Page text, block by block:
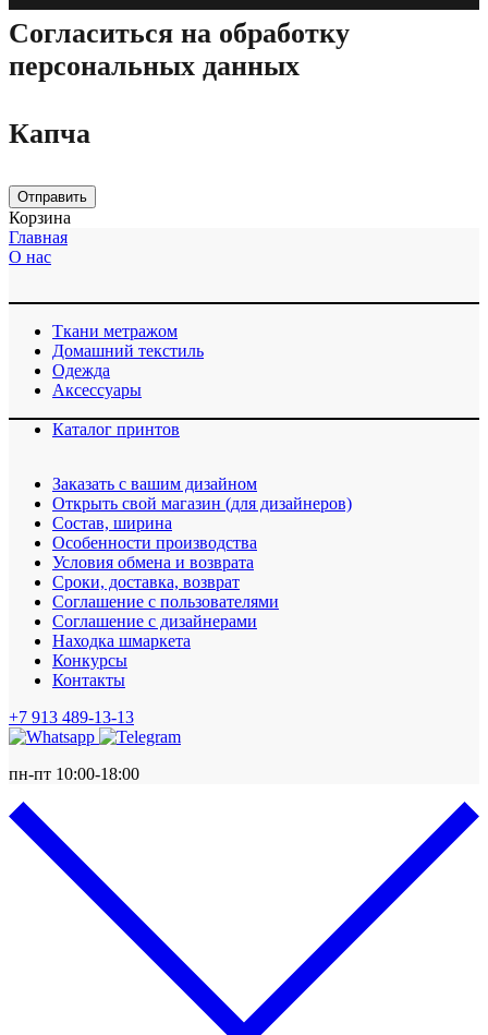
Cогласиться на обработку
персональных данных
Капча
Отправить
Корзина
Главная
О нас
Ткани метражом
Домашний текстиль
Одежда
Аксессуары
Каталог принтов
Заказать с вашим дизайном
Открыть свой магазин (для дизайнеров)
Cостав, ширина
Особенности производства
Условия обмена и возврата
Сроки, доставка, возврат
Соглашение с пользователями
Соглашение с дизайнерами
Находка шмаркета
Конкурсы
Контакты
+7 913 489-13-13
пн-пт 10:00-18:00